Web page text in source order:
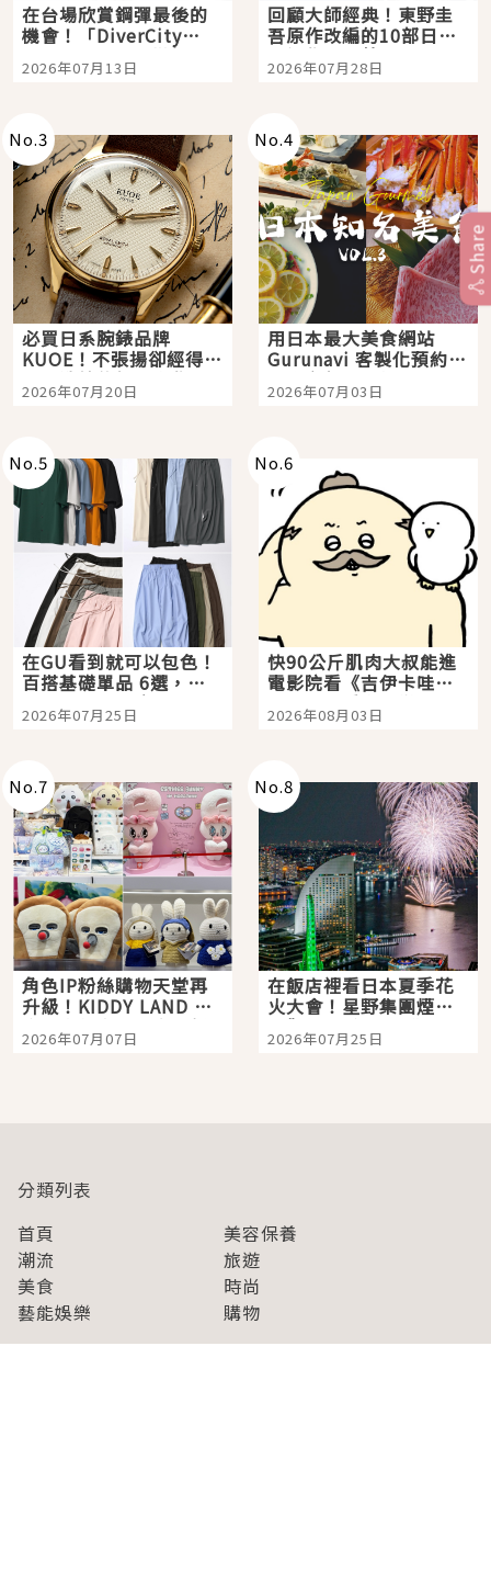
在台場欣賞鋼彈最後的
機會！「DiverCity
Tokyo Plaza」搭船、
購物、美食及夜景，一
2026年07月13日
回顧大師經典！東野圭
吾原作改編的10部日本
影視作品推薦
2026年07月28日
No.3
必買日系腕錶品牌
KUOE！不張揚卻經得起
時間洗鍊的經典之作五
選
2026年07月20日
No.4
用日本最大美食網站
Gurunavi 客製化預約九
大都市餐廳，打造專屬
美食體驗！
2026年07月03日
No.5
在GU看到就可以包色！
百搭基礎單品 6選，閉
眼全收也不心疼
2026年07月25日
No.6
快90公斤肌肉大叔能進
電影院看《吉伊卡哇》
嗎？日本重金屬樂團
「打首」會長與nagano
2026年08月03日
No.7
角色IP粉絲購物天堂再
升級！KIDDY LAND 原
宿店吉伊卡哇迎客，新
開幕 OMOKADO 店3分
2026年07月07日
No.8
在飯店裡看日本夏季花
火大會！星野集團煙火
景觀飯店6選，讓你不用
人擠人悠閒欣賞
2026年07月25日
Share
分類列表
首頁
美容保養
潮流
旅遊
美食
時尚
藝能娛樂
購物